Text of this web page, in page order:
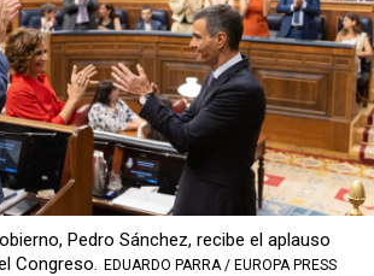
Pedro Sánchez, recibe el aplauso
Congreso. EDUARDO PARRA / EUROPA PRESS